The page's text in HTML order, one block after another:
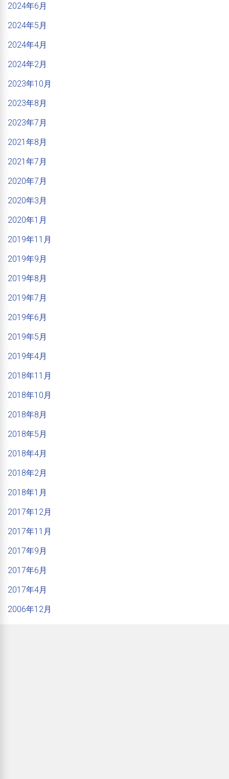
2024年6月
2024年5月
2024年4月
2024年2月
2023年10月
2023年8月
2023年7月
2021年8月
2021年7月
2020年7月
2020年3月
2020年1月
2019年11月
2019年9月
2019年8月
2019年7月
2019年6月
2019年5月
2019年4月
2018年11月
2018年10月
2018年8月
2018年5月
2018年4月
2018年2月
2018年1月
2017年12月
2017年11月
2017年9月
2017年6月
2017年4月
2006年12月